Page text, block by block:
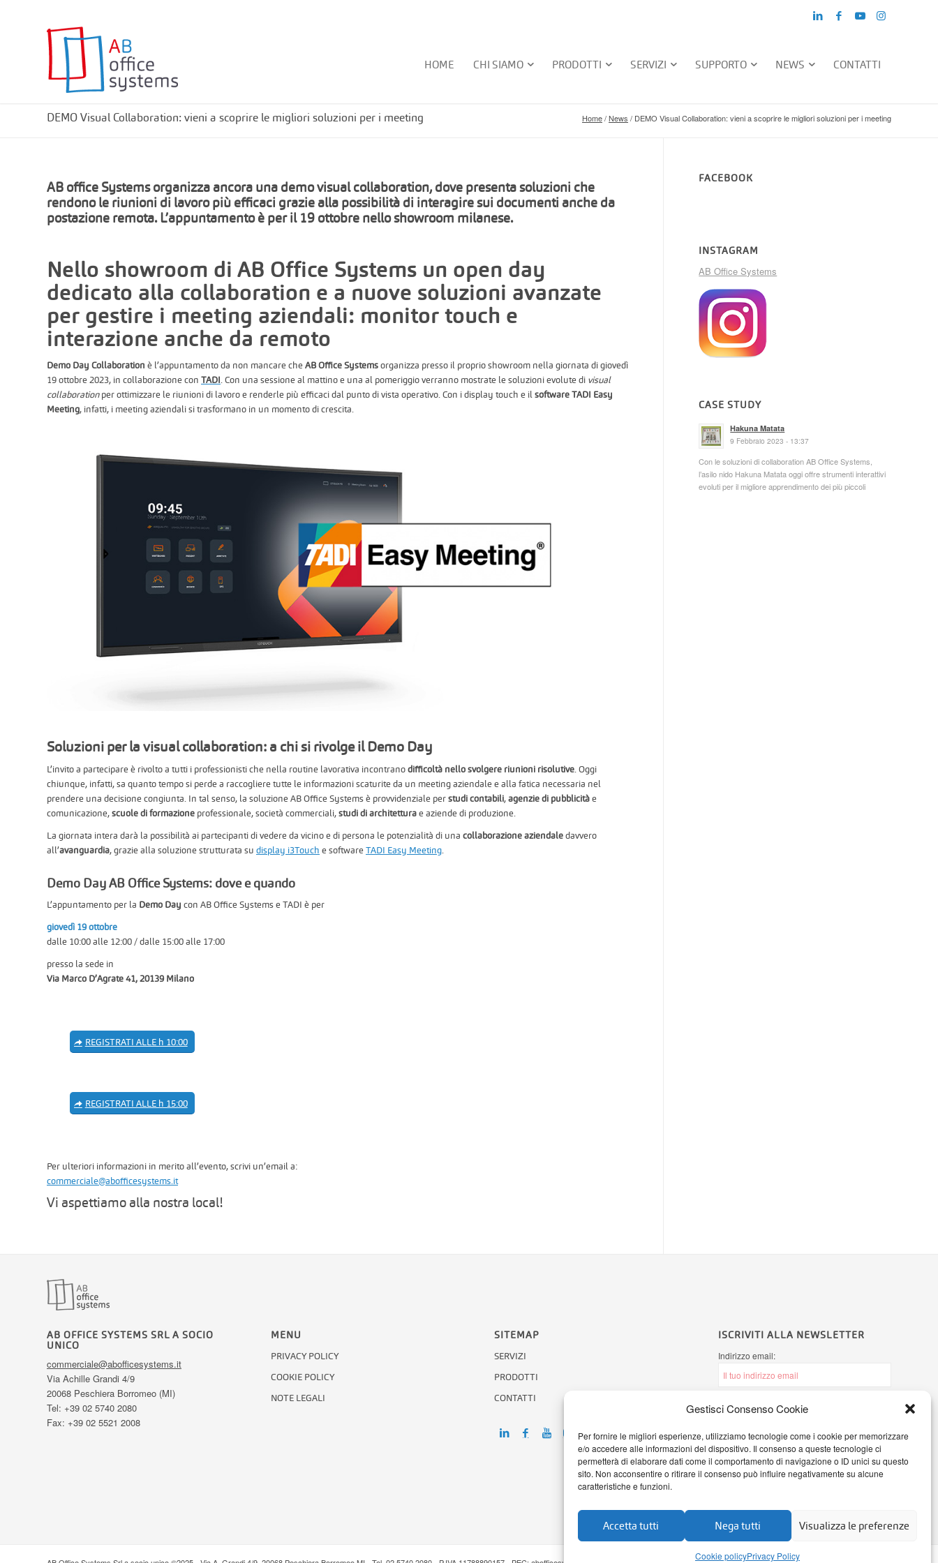
Gestisci Consenso Cookie
Per fornire le migliori esperienze, utilizziamo tecnologie come i cookie per memorizzare
e/o accedere alle informazioni del dispositivo. Il consenso a queste tecnologie ci
permetterà di elaborare dati come il comportamento di navigazione o ID unici su questo
sito. Non acconsentire o ritirare il consenso può influire negativamente su alcune
caratteristiche e funzioni.
Accetta tutti Nega tutti Visualizza le preferenze
Cookie policyPrivacy Policy
HOME CHI SIAMO PRODOTTI SERVIZI SUPPORTO NEWS CONTATTI
DEMO Visual Collaboration: vieni a scoprire le migliori soluzioni per i meeting Home/News / DEMO Visual Collaboration: vieni a scoprire le migliori soluzioni per i meeting
AB office Systems organizza ancora una demo visual collaboration, dove presenta soluzioni che
rendono le riunioni di lavoro più efficaci grazie alla possibilità di interagire sui documenti anche da
postazione remota. L’appuntamento è per il 19 ottobre nello showroom milanese.
Nello showroom di AB Office Systems un open day
dedicato alla collaboration e a nuove soluzioni avanzate
per gestire i meeting aziendali: monitor touch e
interazione anche da remoto
Demo Day Collaboration è l’appuntamento da non mancare che AB Office Systemsorganizza presso il proprio showroom nella giornata di giovedì
19 ottobre 2023, in collaborazione con TADI. Con una sessione al mattino e una al pomeriggio verranno mostrate le soluzioni evolute di visual
collaborationper ottimizzare le riunioni di lavoro e renderle più efficaci dal punto di vista operativo. Con i display touch e ilsoftware TADI Easy
Meeting, infatti, i meeting aziendali si trasformano in un momento di crescita.
Soluzioni per la visual collaboration: a chi si rivolge il Demo Day
L’invito a partecipare è rivolto a tutti i professionisti che nella routine lavorativa incontranodifficoltà nello svolgere riunioni risolutive. Oggi
chiunque, infatti, sa quanto tempo si perde a raccogliere tutte le informazioni scaturite da un meeting aziendale e alla fatica necessaria nel
prendere una decisione congiunta. In tal senso, la soluzione AB Office Systems è provvidenziale perstudi contabili,agenzie di pubblicitàe
comunicazione,scuole di formazione professionale, società commerciali,studi di architetturae aziende di produzione.
La giornata intera darà la possibilità ai partecipanti di vedere da vicino e di persona le potenzialità di una collaborazione aziendaledavvero
all’avanguardia, grazie alla soluzione strutturata su display i3Touch e software TADI Easy Meeting.
Demo Day AB Office Systems: dove e quando
L’appuntamento per la Demo Day con AB Office Systems e TADI è per
giovedì 19 ottobre
dalle 10:00 alle 12:00 / dalle 15:00 alle 17:00
presso la sede in
Via Marco D’Agrate 41, 20139 Milano
REGISTRATI ALLE h 10:00
REGISTRATI ALLE h 15:00
Per ulteriori informazioni in merito all’evento, scrivi un’email a:
commerciale@abofficesystems.it
Vi aspettiamo alla nostra local!
FACEBOOK
INSTAGRAM
AB Office Systems
CASE STUDY
Hakuna Matata
9 Febbraio 2023 - 13:37
Con le soluzioni di collaboration AB Office Systems,
l’asilo nido Hakuna Matata oggi offre strumenti interattivi
evoluti per il migliore apprendimento dei più piccoli
AB OFFICE SYSTEMS SRL A SOCIO
UNICO
commerciale@abofficesystems.it
Via Achille Grandi 4/9
20068 Peschiera Borromeo (MI)
Tel: +39 02 5740 2080
Fax: +39 02 5521 2008
MENU
PRIVACY POLICY
COOKIE POLICY
NOTE LEGALI
SITEMAP
SERVIZI
PRODOTTI
CONTATTI
ISCRIVITI ALLA NEWSLETTER
Indirizzo email:
Ho letto l'informativa sulla Privacy
miei dati personali secondo il Regolamento
(UE) 2016/679